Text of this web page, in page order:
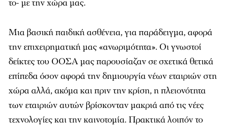
το- με την χώρα μας.
Μια βασική παιδική ασθένεια, για παράδειγμα, αφορά
την επιχειρηματική μας «ανωριμότητα». Οι γνωστοί
δείκτες του ΟΟΣΑ μας παρουσίαζαν σε σχετικά θετικά
επίπεδα όσον αφορά την δημιουργία νέων εταιριών στη
χώρα αλλά, ακόμα και πριν την κρίση, η πλειονότητα
των εταιριών αυτών βρίσκονταν μακριά από τις νέες
τεχνολογίες και την καινοτομία. Πρακτικά λοιπόν το